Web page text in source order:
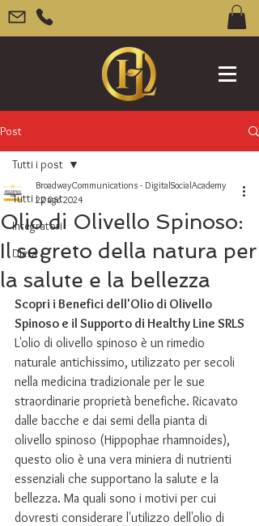
Post
Tutti i post
Integratori
Dieta
Tutti i post
Olio di Olivello Spinoso:
Il segreto della natura per
la salute e la bellezza
BroadwayCommunications - DigitalSocialAcademy
22 ago 2024
Scopri i Benefici dell'Olio di Olivello
Spinoso e il Supporto di Healthy Line SRLS
L'olio di olivello spinoso è un rimedio
naturale antichissimo, utilizzato per secoli
nella medicina tradizionale per le sue
straordinarie proprietà benefiche. Ricavato
dalle bacche e dai semi della pianta di
olivello spinoso (Hippophae rhamnoides),
questo olio è una vera miniera di nutrienti
essenziali che supportano la salute e la
bellezza. Ma quali sono i motivi per cui
dovresti considerare l'utilizzo dell'olio di